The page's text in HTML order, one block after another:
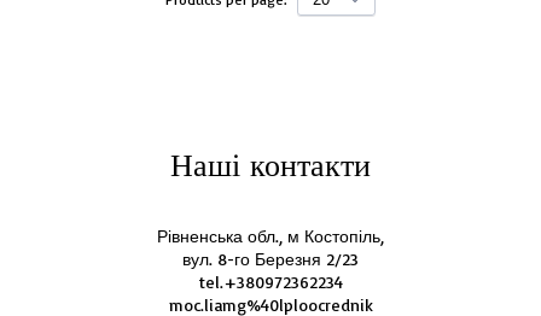
Наші контакти
Рівненська обл., м Костопіль,
вул. 8-го Березня 2/23
tel.+380972362234
moc.liamg%40lploocrednik